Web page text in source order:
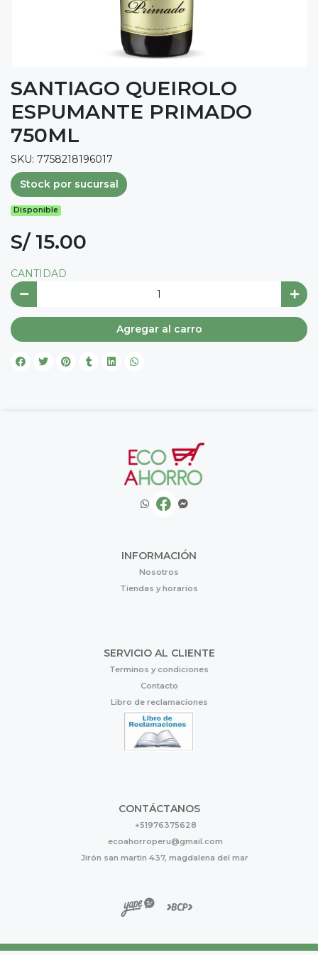
SANTIAGO QUEIROLO
ESPUMANTE PRIMADO
750ML
SKU: 7758218196017
Stock por sucursal
Disponible
S/ 15.00
CANTIDAD
Agregar al carro
INFORMACIÓN
Nosotros
Tiendas y horarios
SERVICIO AL CLIENTE
Terminos y condiciones
Contacto
Libro de reclamaciones
CONTÁCTANOS
+51976375628
ecoahorroperu@gmail.com
Jirón san martin 437, magdalena del mar